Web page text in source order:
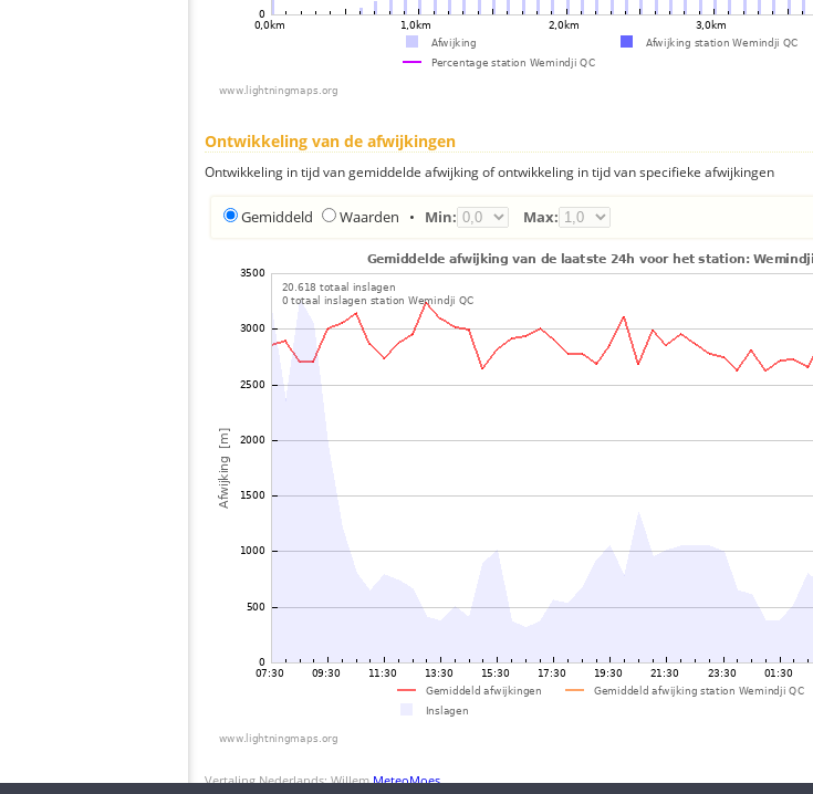
Ontwikkeling van de afwijkingen
Ontwikkeling in tijd van gemiddelde afwijking of ontwikkeling in tijd van specifieke afwijkingen
Gemiddeld Waarden • Min: Max:
Vertaling Nederlands: WillemMeteoMoes